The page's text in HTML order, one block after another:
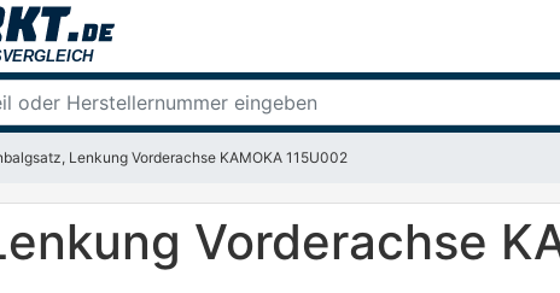
Lenkung Vorderachse KAMOKA 115U002
Vorderachse